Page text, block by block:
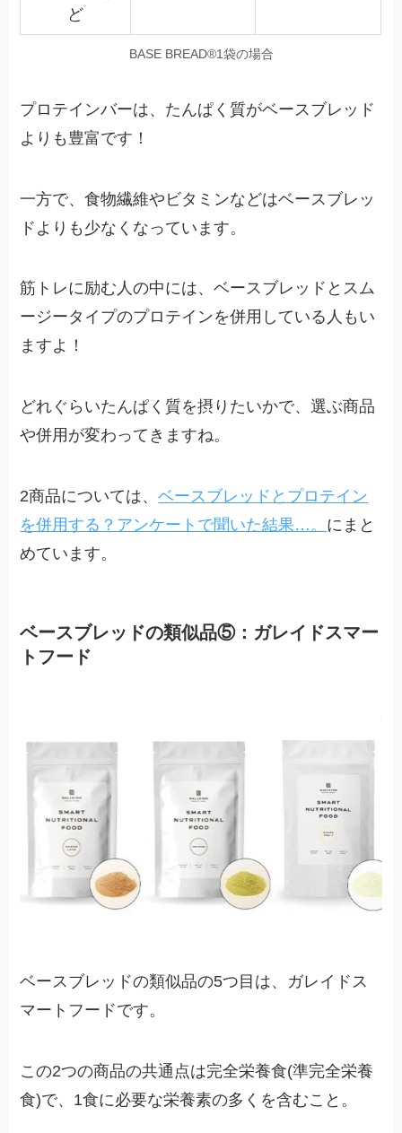
ど
BASE BREAD®1袋の場合
プロテインバーは、たんぱく質がベースブレッド
よりも豊富です！
一方で、食物繊維やビタミンなどはベースブレッ
ドよりも少なくなっています。
筋トレに励む人の中には、ベースブレッドとスム
ージータイプのプロテインを併用している人もい
ますよ！
どれぐらいたんぱく質を摂りたいかで、選ぶ商品
や併用が変わってきますね。
2商品については、ベースブレッドとプロテイン
を併用する？アンケートで聞いた結果…。 にまと
めています。
ベースブレッドの類似品⑤：ガレイドスマー
トフード
ベースブレッドの類似品の5つ目は、ガレイドス
マートフードです。
この2つの商品の共通点は完全栄養食(準完全栄養
食)で、1食に必要な栄養素の多くを含むこと。